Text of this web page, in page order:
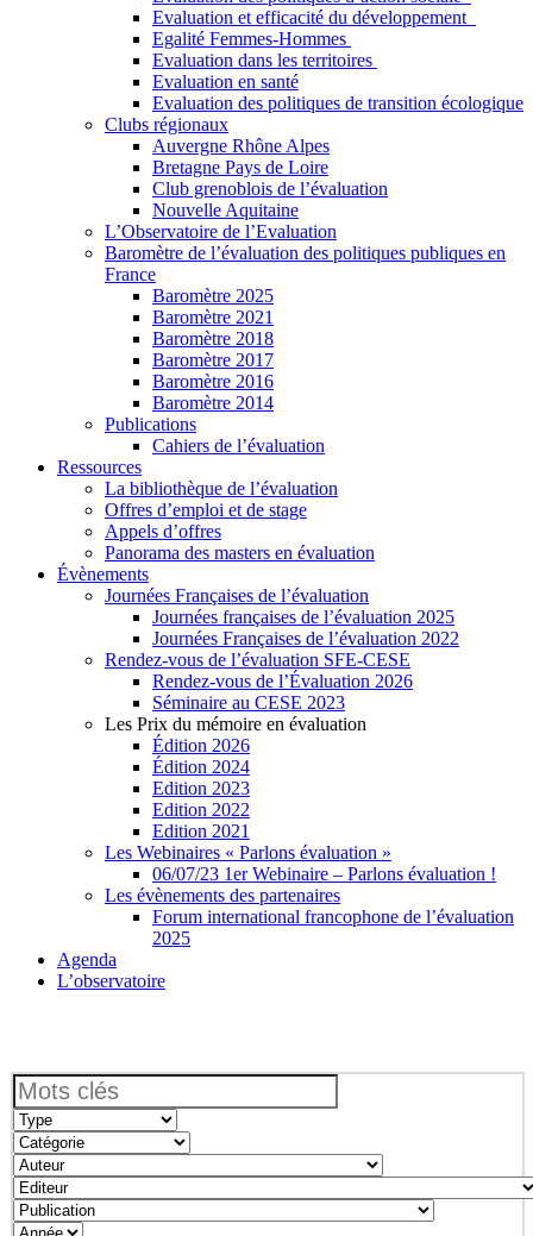
Evaluation et efficacité du développement
Egalité Femmes-Hommes
Evaluation dans les territoires
Evaluation en santé
Evaluation des politiques de transition écologique
Clubs régionaux
Auvergne Rhône Alpes
Bretagne Pays de Loire
Club grenoblois de l’évaluation
Nouvelle Aquitaine
L’Observatoire de l’Evaluation
Baromètre de l’évaluation des politiques publiques en
France
Baromètre 2025
Baromètre 2021
Baromètre 2018
Baromètre 2017
Baromètre 2016
Baromètre 2014
Publications
Cahiers de l’évaluation
Ressources
La bibliothèque de l’évaluation
Offres d’emploi et de stage
Appels d’offres
Panorama des masters en évaluation
Évènements
Journées Françaises de l’évaluation
Journées françaises de l’évaluation 2025
Journées Françaises de l’évaluation 2022
Rendez-vous de l’évaluation SFE-CESE
Rendez-vous de l’Évaluation 2026
Séminaire au CESE 2023
Les Prix du mémoire en évaluation
Édition 2026
Édition 2024
Edition 2023
Edition 2022
Edition 2021
Les Webinaires « Parlons évaluation »
06/07/23 1er Webinaire – Parlons évaluation !
Les évènements des partenaires
Forum international francophone de l’évaluation
2025
Agenda
L’observatoire